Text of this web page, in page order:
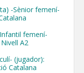
-Sènior femení-
femení-
A2
(jugador):
Catalana